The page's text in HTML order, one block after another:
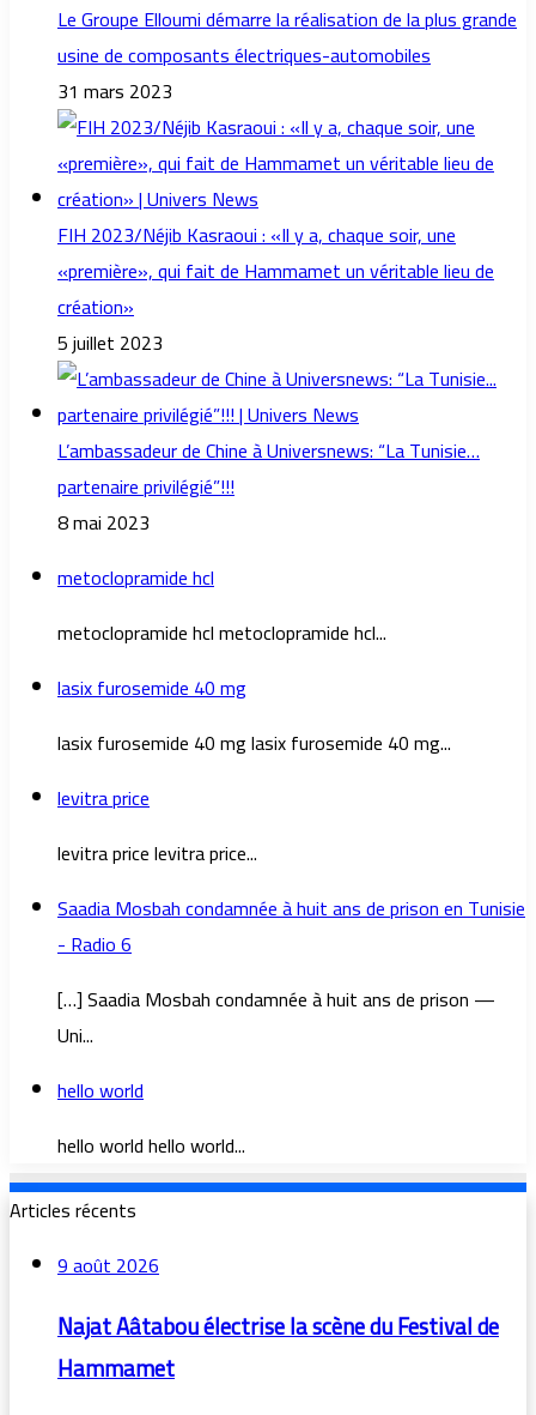
Le Groupe Elloumi démarre la réalisation de la plus grande
usine de composants électriques-automobiles
31 mars 2023
FIH 2023/Néjib Kasraoui : «Il y a, chaque soir, une
«première», qui fait de Hammamet un véritable lieu de
création»
5 juillet 2023
L’ambassadeur de Chine à Universnews: “La Tunisie…
partenaire privilégié”!!!
8 mai 2023
metoclopramide hcl
metoclopramide hcl metoclopramide hcl...
lasix furosemide 40 mg
lasix furosemide 40 mg lasix furosemide 40 mg...
levitra price
levitra price levitra price...
Saadia Mosbah condamnée à huit ans de prison en Tunisie
- Radio 6
[…] Saadia Mosbah condamnée à huit ans de prison —
Uni...
hello world
hello world hello world...
Articles récents
9 août 2026
Najat Aâtabou électrise la scène du Festival de
Hammamet